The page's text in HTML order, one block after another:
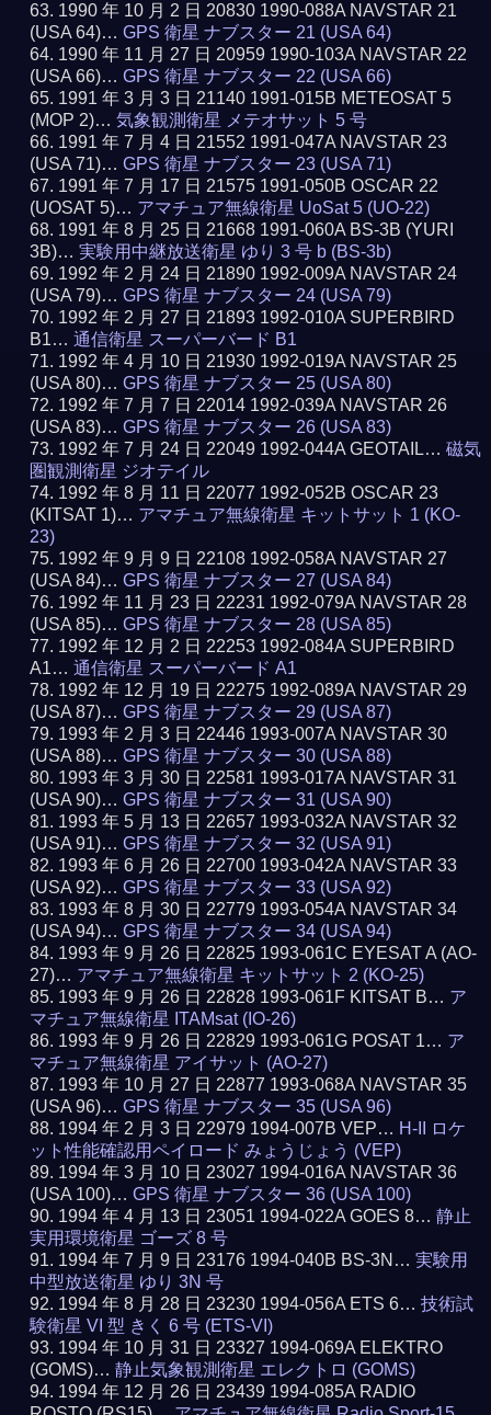
1990 年 10 月 2 日 20830 1990-088A NAVSTAR 21
(USA 64)…GPS 衛星 ナブスター 21 (USA 64)
1990 年 11 月 27 日 20959 1990-103A NAVSTAR 22
(USA 66)…GPS 衛星 ナブスター 22 (USA 66)
1991 年 3 月 3 日 21140 1991-015B METEOSAT 5
(MOP 2)…気象観測衛星 メテオサット 5 号
1991 年 7 月 4 日 21552 1991-047A NAVSTAR 23
(USA 71)…GPS 衛星 ナブスター 23 (USA 71)
1991 年 7 月 17 日 21575 1991-050B OSCAR 22
(UOSAT 5)… アマチュア無線衛星 UoSat 5 (UO-22)
1991 年 8 月 25 日 21668 1991-060A BS-3B (YURI
3B)…実験用中継放送衛星 ゆり 3 号 b (BS-3b)
1992 年 2 月 24 日 21890 1992-009A NAVSTAR 24
(USA 79)…GPS 衛星 ナブスター 24 (USA 79)
1992 年 2 月 27 日 21893 1992-010A SUPERBIRD
B1…通信衛星 スーパーバード B1
1992 年 4 月 10 日 21930 1992-019A NAVSTAR 25
(USA 80)…GPS 衛星 ナブスター 25 (USA 80)
1992 年 7 月 7 日 22014 1992-039A NAVSTAR 26
(USA 83)…GPS 衛星 ナブスター 26 (USA 83)
1992 年 7 月 24 日 22049 1992-044A GEOTAIL…磁気
圏観測衛星 ジオテイル
1992 年 8 月 11 日 22077 1992-052B OSCAR 23
(KITSAT 1)… アマチュア無線衛星 キットサット 1 (KO-
23)
1992 年 9 月 9 日 22108 1992-058A NAVSTAR 27
(USA 84)…GPS 衛星 ナブスター 27 (USA 84)
1992 年 11 月 23 日 22231 1992-079A NAVSTAR 28
(USA 85)…GPS 衛星 ナブスター 28 (USA 85)
1992 年 12 月 2 日 22253 1992-084A SUPERBIRD
A1…通信衛星 スーパーバード A1
1992 年 12 月 19 日 22275 1992-089A NAVSTAR 29
(USA 87)…GPS 衛星 ナブスター 29 (USA 87)
1993 年 2 月 3 日 22446 1993-007A NAVSTAR 30
(USA 88)…GPS 衛星 ナブスター 30 (USA 88)
1993 年 3 月 30 日 22581 1993-017A NAVSTAR 31
(USA 90)…GPS 衛星 ナブスター 31 (USA 90)
1993 年 5 月 13 日 22657 1993-032A NAVSTAR 32
(USA 91)…GPS 衛星 ナブスター 32 (USA 91)
1993 年 6 月 26 日 22700 1993-042A NAVSTAR 33
(USA 92)…GPS 衛星 ナブスター 33 (USA 92)
1993 年 8 月 30 日 22779 1993-054A NAVSTAR 34
(USA 94)…GPS 衛星 ナブスター 34 (USA 94)
1993 年 9 月 26 日 22825 1993-061C EYESAT A (AO-
27)… アマチュア無線衛星 キットサット 2 (KO-25)
1993 年 9 月 26 日 22828 1993-061F KITSAT B… ア
マチュア無線衛星 ITAMsat (IO-26)
1993 年 9 月 26 日 22829 1993-061G POSAT 1… ア
マチュア無線衛星 アイサット (AO-27)
1993 年 10 月 27 日 22877 1993-068A NAVSTAR 35
(USA 96)…GPS 衛星 ナブスター 35 (USA 96)
1994 年 2 月 3 日 22979 1994-007B VEP… H-II ロケ
ット性能確認用ペイロード みょうじょう (VEP)
1994 年 3 月 10 日 23027 1994-016A NAVSTAR 36
(USA 100)…GPS 衛星 ナブスター 36 (USA 100)
1994 年 4 月 13 日 23051 1994-022A GOES 8…静止
実用環境衛星 ゴーズ 8 号
1994 年 7 月 9 日 23176 1994-040B BS-3N…実験用
中型放送衛星 ゆり 3N 号
1994 年 8 月 28 日 23230 1994-056A ETS 6…技術試
験衛星 VI 型 きく 6 号 (ETS-VI)
1994 年 10 月 31 日 23327 1994-069A ELEKTRO
(GOMS)…静止気象観測衛星 エレクトロ (GOMS)
1994 年 12 月 26 日 23439 1994-085A RADIO